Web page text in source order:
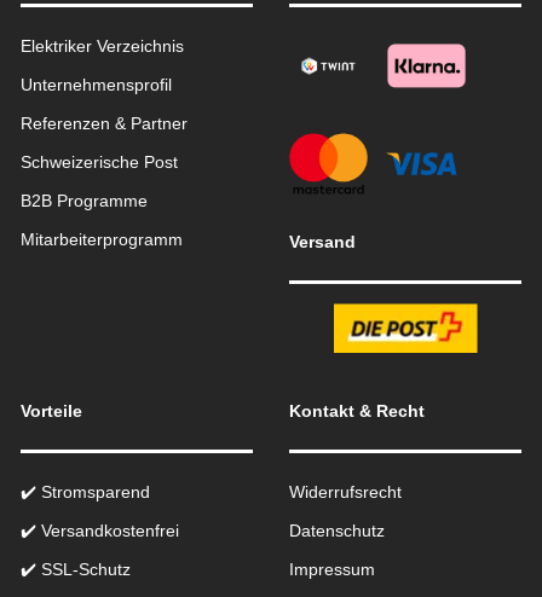
Elektriker Verzeichnis
Unternehmensprofil
Referenzen & Partner
Schweizerische Post
B2B Programme
Mitarbeiterprogramm
Versand
Vorteile
✔️ Stromsparend
✔️ Versandkostenfrei
✔️ SSL-Schutz
Kontakt & Recht
Widerrufsrecht
Datenschutz
Impressum